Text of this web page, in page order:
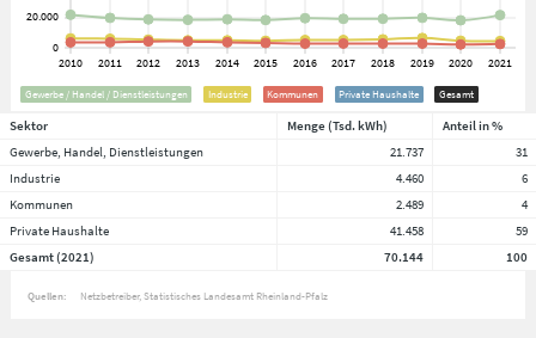
Gewerbe / Handel / Dienstleistungen Industrie Kommunen Private Haushalte Gesamt
Sektor Menge (Tsd. kWh)
Anteil in %
Gewerbe, Handel, Dienstleistungen
21.737
31
Industrie
4.460
6
Kommunen
2.489
4
Private Haushalte
41.458
59
Gesamt (2021)
70.144 100
Quellen: Netzbetreiber Statistisches Landesamt Rheinland-Pfalz